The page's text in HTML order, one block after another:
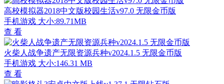
高校模拟器2018中文版校园生活v97.0 无限金币版
手机游戏 大小:89.71MB
查 看
火柴人战争遗产无限资源兵种v2024.1.5 无限金币版
手机游戏 大小:146.31 MB
查 看